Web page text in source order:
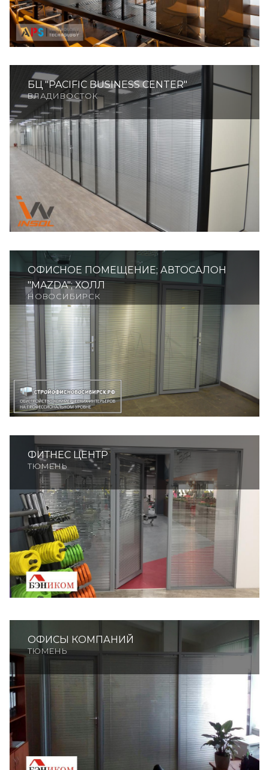
БЦ "PACIFIC BUSINESS CENTER"
ВЛАДИВОСТОК
ОФИСНОЕ ПОМЕЩЕНИЕ; АВТОСАЛОН
"MAZDA"; ХОЛЛ
НОВОСИБИРСК
ФИТНЕС ЦЕНТР
ТЮМЕНЬ
ОФИСЫ КОМПАНИЙ
ТЮМЕНЬ